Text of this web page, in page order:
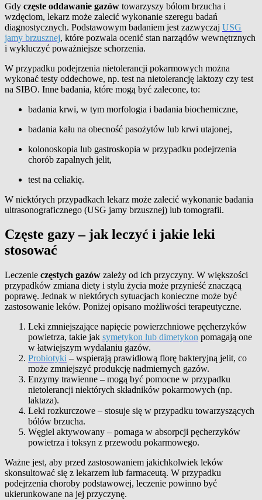
Gdy częste oddawanie gazów towarzyszy bólom brzucha i
wzdęciom, lekarz może zalecić wykonanie szeregu badań
diagnostycznych. Podstawowym badaniem jest zazwyczaj USG
jamy brzusznej, które pozwala ocenić stan narządów wewnętrznych
i wykluczyć poważniejsze schorzenia.
W przypadku podejrzenia nietolerancji pokarmowych można
wykonać testy oddechowe, np. test na nietolerancję laktozy czy test
na SIBO. Inne badania, które mogą być zalecone, to:
badania krwi, w tym morfologia i badania biochemiczne,
badania kału na obecność pasożytów lub krwi utajonej,
kolonoskopia lub gastroskopia w przypadku podejrzenia
chorób zapalnych jelit,
test na celiakię.
W niektórych przypadkach lekarz może zalecić wykonanie badania
ultrasonograficznego (USG jamy brzusznej) lub tomografii.
Częste gazy – jak leczyć i jakie leki
stosować
Leczenie częstych gazów zależy od ich przyczyny. W większości
przypadków zmiana diety i stylu życia może przynieść znaczącą
poprawę. Jednak w niektórych sytuacjach konieczne może być
zastosowanie leków. Poniżej opisano możliwości terapeutyczne.
Leki zmniejszające napięcie powierzchniowe pęcherzyków
powietrza, takie jak symetykon lub dimetykon pomagają one
w łatwiejszym wydalaniu gazów.
Probiotyki – wspierają prawidłową florę bakteryjną jelit, co
może zmniejszyć produkcję nadmiernych gazów.
Enzymy trawienne – mogą być pomocne w przypadku
nietolerancji niektórych składników pokarmowych (np.
laktaza).
Leki rozkurczowe – stosuje się w przypadku towarzyszących
bólów brzucha.
Węgiel aktywowany – pomaga w absorpcji pęcherzyków
powietrza i toksyn z przewodu pokarmowego.
Ważne jest, aby przed zastosowaniem jakichkolwiek leków
skonsultować się z lekarzem lub farmaceutą. W przypadku
podejrzenia choroby podstawowej, leczenie powinno być
ukierunkowane na jej przyczynę.